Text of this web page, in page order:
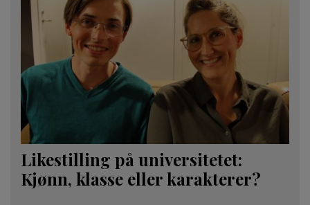
Likestilling på universitetet:
Kjønn, klasse eller karakterer?